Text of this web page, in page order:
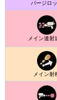
パージロ
メイン連射
メイン射